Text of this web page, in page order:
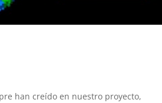
han creído en nuestro proyecto,